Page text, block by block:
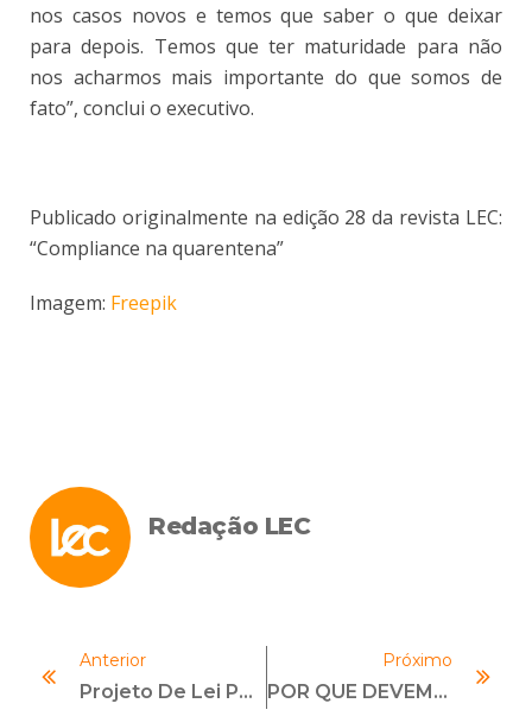
nos casos novos e temos que saber o que deixar
para depois. Temos que ter maturidade para não
nos acharmos mais importante do que somos de
fato”, conclui o executivo.
Publicado originalmente na edição 28 da revista LEC:
“Compliance na quarentena”
Imagem: Freepik
Redação LEC
Anterior
Projeto De Lei Pode Impulsionar Programas De Compliance “de Papel” E Criar Jabuticaba
Próximo
POR QUE DEVEMOS IMPLEMENTAR O COMPLIANCE TRIBUTÁRIO?